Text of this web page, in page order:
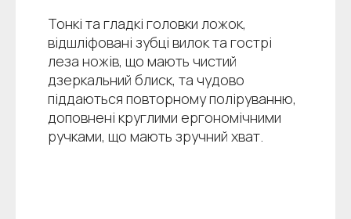
Тонкі та гладкі головки ложок,
відшліфовані зубці вилок та гострі
леза ножів, що мають чистий
дзеркальний блиск, та чудово
піддаються повторному поліруванню,
доповнені круглими ергономічними
ручками, що мають зручний хват.